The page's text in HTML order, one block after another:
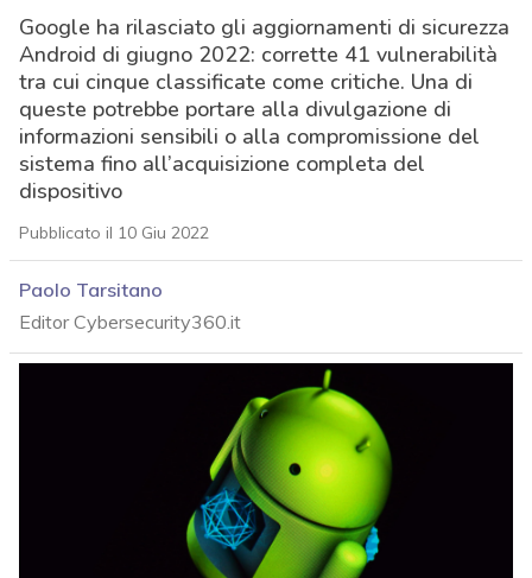
Google ha rilasciato gli aggiornamenti di sicurezza
Android di giugno 2022: corrette 41 vulnerabilità
tra cui cinque classificate come critiche. Una di
queste potrebbe portare alla divulgazione di
informazioni sensibili o alla compromissione del
sistema fino all’acquisizione completa del
dispositivo
Pubblicato il 10 Giu 2022
Paolo Tarsitano
Editor Cybersecurity360.it